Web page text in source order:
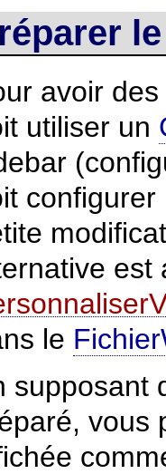
avoir
utiliser un
est
le
supposant
vous